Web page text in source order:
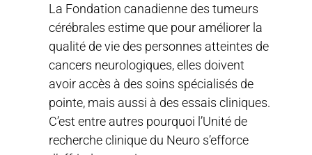
La Fondation canadienne des tumeurs
cérébrales estime que pour améliorer la
qualité de vie des personnes atteintes de
cancers neurologiques, elles doivent
avoir accès à des soins spécialisés de
pointe, mais aussi à des essais cliniques.
C’est entre autres pourquoi l’Unité de
recherche clinique du Neuro s’efforce